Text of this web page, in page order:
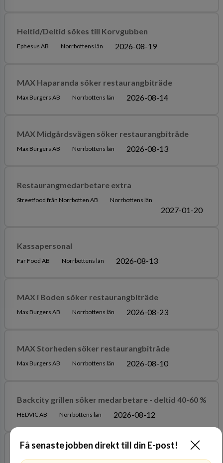
Få senaste jobben direkt till din E-post!
Heltid/Deltid sökes till Korvgubben
Ephesus AB Norrbottens län 2026-08-19
MAX Haparanda söker restaurangbiträde
Max Burgers AB Norrbottens län 2026-08-14
MAX Midgårdsvägen söker restaurangbiträde
Max Burgers AB Norrbottens län 2026-08-13
Restaurangmedarbetare extra
Streetfood från Norrbotten AB Norrbottens län
2027-01-20
Kassapersonal
Far Food AB Norrbottens län 2026-08-13
MAX i Boden söker restaurangbiträde
Max Burgers AB Norrbottens län 2026-08-23
MAX Storheden söker restaurangbiträde
Max Burgers AB Norrbottens län 2026-08-10
Backcity grillen söker medarbetare - deltid 40-60 %
HEDVIC AB Norrbottens län 2026-08-12
Catering medarbetare